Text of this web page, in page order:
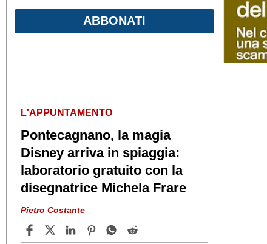
ABBONATI
L'APPUNTAMENTO
Pontecagnano, la magia
Disney arriva in spiaggia:
laboratorio gratuito con la
disegnatrice Michela Frare
Pietro Costante